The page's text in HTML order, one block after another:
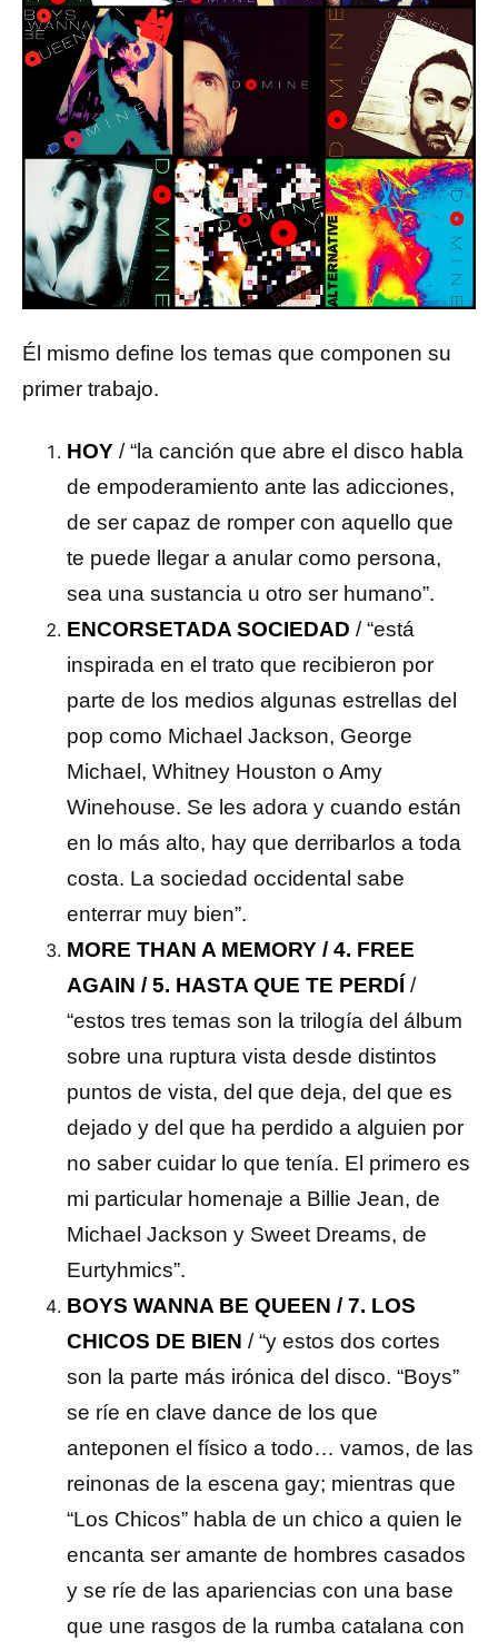
Él mismo define los temas que componen su
primer trabajo.
HOY / “la canción que abre el disco habla
de empoderamiento ante las adicciones,
de ser capaz de romper con aquello que
te puede llegar a anular como persona,
sea una sustancia u otro ser humano”.
ENCORSETADA SOCIEDAD / “está
inspirada en el trato que recibieron por
parte de los medios algunas estrellas del
pop como Michael Jackson, George
Michael, Whitney Houston o Amy
Winehouse. Se les adora y cuando están
en lo más alto, hay que derribarlos a toda
costa. La sociedad occidental sabe
enterrar muy bien”.
MORE THAN A MEMORY / 4. FREE
AGAIN / 5. HASTA QUE TE PERDÍ /
“estos tres temas son la trilogía del álbum
sobre una ruptura vista desde distintos
puntos de vista, del que deja, del que es
dejado y del que ha perdido a alguien por
no saber cuidar lo que tenía. El primero es
mi particular homenaje a Billie Jean, de
Michael Jackson y Sweet Dreams, de
Eurtyhmics”.
BOYS WANNA BE QUEEN / 7. LOS
CHICOS DE BIEN / “y estos dos cortes
son la parte más irónica del disco. “Boys”
se ríe en clave dance de los que
anteponen el físico a todo… vamos, de las
reinonas de la escena gay; mientras que
“Los Chicos” habla de un chico a quien le
encanta ser amante de hombres casados
y se ríe de las apariencias con una base
que une rasgos de la rumba catalana con